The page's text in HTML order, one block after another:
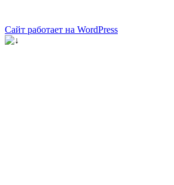
Сайт работает на WordPress